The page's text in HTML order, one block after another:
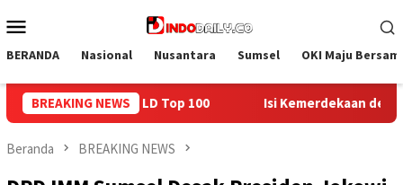
ke
Mobile
BERANDA Nasional Nusantara Sumsel OKI Maju
BREAKING NEWS
Isi Kemerdekaan dengan Kepedulian, Lapas Sekayu
Beranda BREAKING NEWS